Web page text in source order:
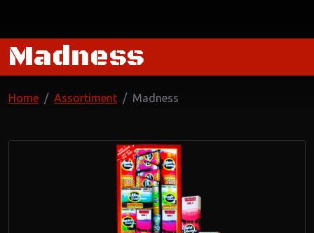
Madness
Home Assortiment Madness